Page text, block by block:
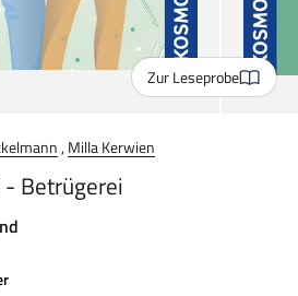
Zur Leseprobe
,Milla Kerwien
Betrügerei